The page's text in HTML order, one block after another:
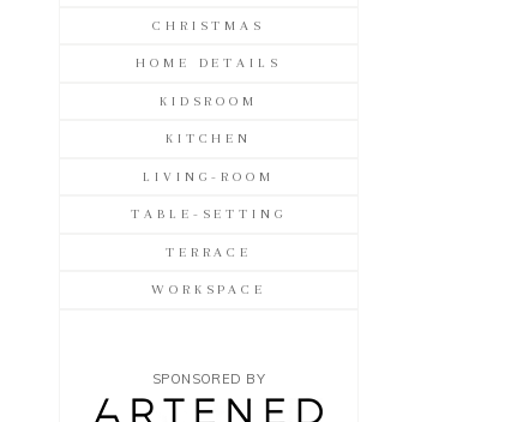
CHRISTMAS
HOME DETAILS
KIDSROOM
KITCHEN
LIVING-ROOM
TABLE-SETTING
TERRACE
WORKSPACE
SPONSORED BY